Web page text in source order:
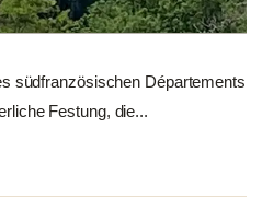
südfranzösischen Départements
Festung, die...